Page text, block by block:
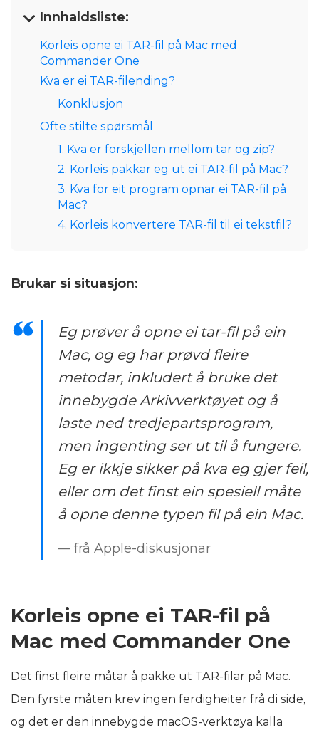
Innhaldsliste:
Korleis opne ei TAR-fil på Mac med
Commander One
Kva er ei TAR-filending?
Konklusjon
Ofte stilte spørsmål
1. Kva er forskjellen mellom tar og zip?
2. Korleis pakkar eg ut ei TAR-fil på Mac?
3. Kva for eit program opnar ei TAR-fil på
Mac?
4. Korleis konvertere TAR-fil til ei tekstfil?
Brukar si situasjon:
Eg prøver å opne ei tar-fil på ein
Mac, og eg har prøvd fleire
metodar, inkludert å bruke det
innebygde Arkivverktøyet og å
laste ned tredjepartsprogram,
men ingenting ser ut til å fungere.
Eg er ikkje sikker på kva eg gjer feil,
eller om det finst ein spesiell måte
å opne denne typen fil på ein Mac.
— frå Apple-diskusjonar
Korleis opne ei TAR-fil på
Mac med Commander One
Det finst fleire måtar å pakke ut TAR-filar på Mac.
Den fyrste måten krev ingen ferdigheiter frå di side,
og det er den innebygde macOS-verktøya kalla